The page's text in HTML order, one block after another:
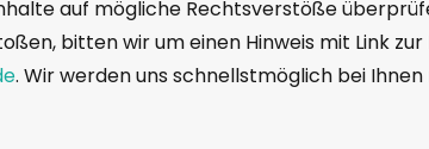
auf mögliche Rechtsverstöße
bitten wir um einen Hinweis mit Link
. Wir werden uns schnellstmöglich bei Ihnen